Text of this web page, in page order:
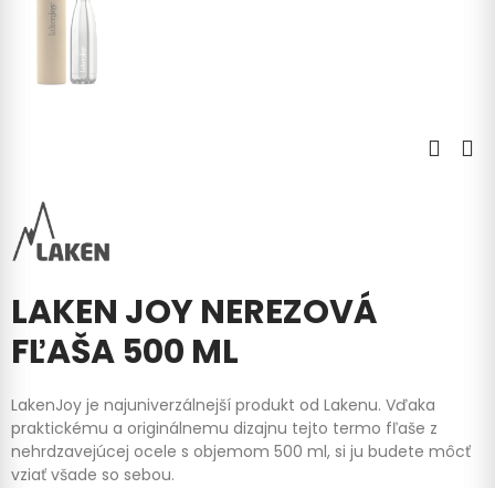
LAKEN JOY NEREZOVÁ
FĽAŠA 500 ML
LakenJoy je najuniverzálnejší produkt od Lakenu. Vďaka
praktickému a originálnemu dizajnu tejto termo fľaše z
nehrdzavejúcej ocele s objemom 500 ml, si ju budete môcť
vziať všade so sebou.